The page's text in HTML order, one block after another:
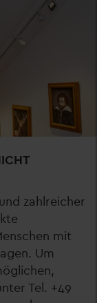
zahlreicher
mit
Um
Tel. +49